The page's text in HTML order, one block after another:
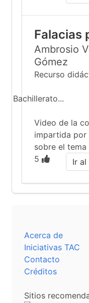
Falacias
Ambrosio
Gómez
Recurso
Bachillerato...
Video de la
impartida por
sobre el
5
Ir al
Acerca de
Iniciativas TAC
Contacto
Créditos
Sitios